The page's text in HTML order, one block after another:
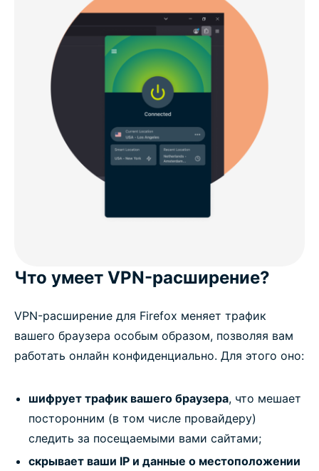
Что умеет VPN-расширение?
VPN-расширение для Firefox меняет трафик
вашего браузера особым образом, позволяя вам
работать онлайн конфиденциально. Для этого оно:
шифрует трафик вашего браузера, что мешает
посторонним (в том числе провайдеру)
следить за посещаемыми вами сайтами;
скрывает ваши IP и данные о местоположении